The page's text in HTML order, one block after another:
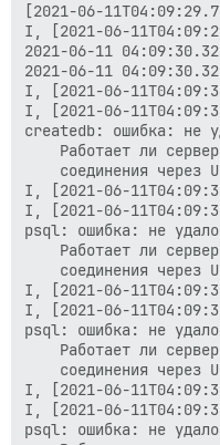
[2021-06-
I, [2021-06-
2021-06-11
2021-06-11
I, [2021-06-
I, [2021-06-
createdb: ошибка: не
I, [2021-06-
I, [2021-06-
psql: ошибка: не
I, [2021-06-
I, [2021-06-
psql: ошибка: не
I, [2021-06-
I, [2021-06-
psql: ошибка: не